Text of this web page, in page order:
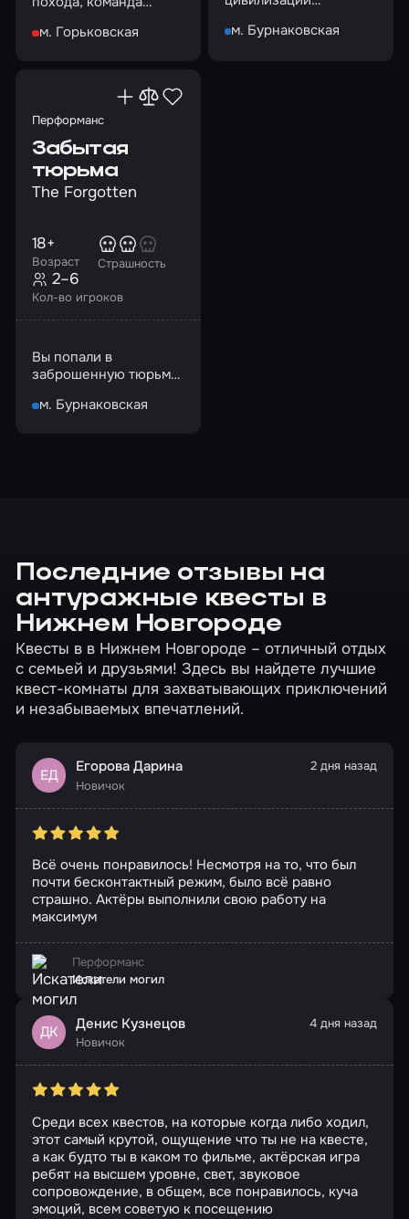
заблудилась в тумане
м. Горьковская м. Бурнаковская
Перформанс
Забытая
тюрьма
The Forgotten
Возраст
18+
Страшность
Кол-во игроков
2–6
Вы попали в
заброшенную тюрьму
погибло много людей.
м. Бурнаковская
Последние отзывы на
антуражные квесты в
Нижнем Новгороде
Квесты в в Нижнем Новгороде – отличный отдых
с семьей и друзьями! Здесь вы найдете лучшие
квест-комнаты для захватывающих приключений
и незабываемых впечатлений.
ЕД Егорова Дарина
Новичок
2 дня назад
Всё очень понравилось! Несмотря на то, что был
почти бесконтактный режим, было всё равно
страшно. Актёры выполнили свою работу на
максимум
Перформанс
Искатели могил
ДК Денис Кузнецов
Новичок
4 дня назад
Среди всех квестов, на которые когда либо ходил,
этот самый крутой, ощущение что ты не на квесте,
а как будто ты в каком то фильме, актёрская игра
ребят на высшем уровне, свет, звуковое
сопровождение, в общем, все понравилось, куча
эмоций, всем советую к посещению